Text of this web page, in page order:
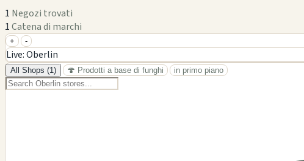
1 Negozi trovati
1Catena di marchi
+
−
+ -
Live: Oberlin
All Shops (1) 🍄 Prodotti a base di funghi in primo piano